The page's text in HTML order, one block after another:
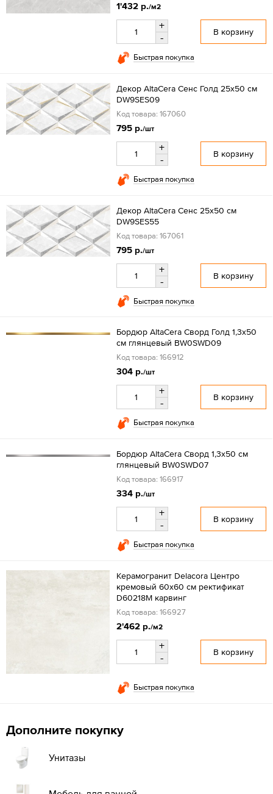
1'432 р./м2
+
-
В корзину
Быстрая покупка
Декор AltaCera Сенс Голд 25x50 см
DW9SES09
Код товара: 167060
795 р./шт
+
-
В корзину
Быстрая покупка
Декор AltaCera Сенс 25x50 см
DW9SES55
Код товара: 167061
795 р./шт
+
-
В корзину
Быстрая покупка
Бордюр AltaCera Сворд Голд 1,3x50
см глянцевый BW0SWD09
Код товара: 166912
304 р./шт
+
-
В корзину
Быстрая покупка
Бордюр AltaCera Сворд 1,3x50 см
глянцевый BW0SWD07
Код товара: 166917
334 р./шт
+
-
В корзину
Быстрая покупка
Керамогранит Delacora Центро
кремовый 60x60 см ректификат
D60218M карвинг
Код товара: 166927
2'462 р./м2
+
-
В корзину
Быстрая покупка
Дополните покупку
Унитазы